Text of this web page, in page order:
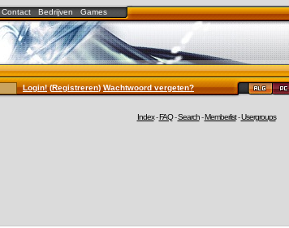
Contact Bedrijven Games
Login!(Registreren)Wachtwoord vergeten?
Index-FAQ-Search-Memberlist-Usergroups